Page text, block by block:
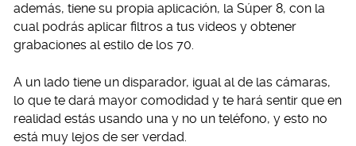
además, tiene su propia aplicación, la Súper 8, con la
cual podrás aplicar filtros a tus videos y obtener
grabaciones al estilo de los 70.
A un lado tiene un disparador, igual al de las cámaras,
lo que te dará mayor comodidad y te hará sentir que en
realidad estás usando una y no un teléfono, y esto no
está muy lejos de ser verdad.